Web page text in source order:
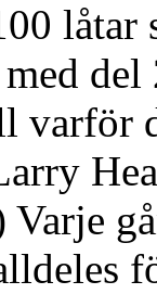
låtar
varför